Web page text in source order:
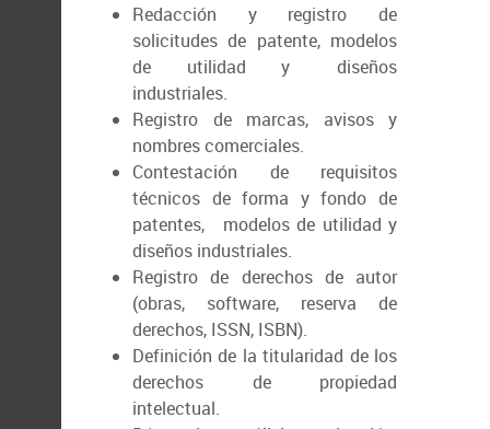
Redacción y registro de
solicitudes de patente, modelos
de utilidad y diseños
industriales.
Registro de marcas, avisos y
nombres comerciales.
Contestación de requisitos
técnicos de forma y fondo de
patentes, modelos de utilidad y
diseños industriales.
Registro de derechos de autor
(obras, software, reserva de
derechos, ISSN, ISBN).
Definición de la titularidad de los
derechos de propiedad
intelectual.